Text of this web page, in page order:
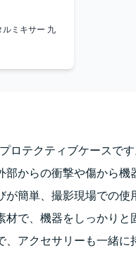
ミキサー 九
ロテクティブケースです
部からの衝撃や傷から機
が簡単、撮影現場での使
材で、機器をしっかりと
、アクセサリーも一緒に